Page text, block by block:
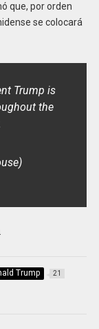
que, por orden
se colocará
Trump is
the
Trump 21